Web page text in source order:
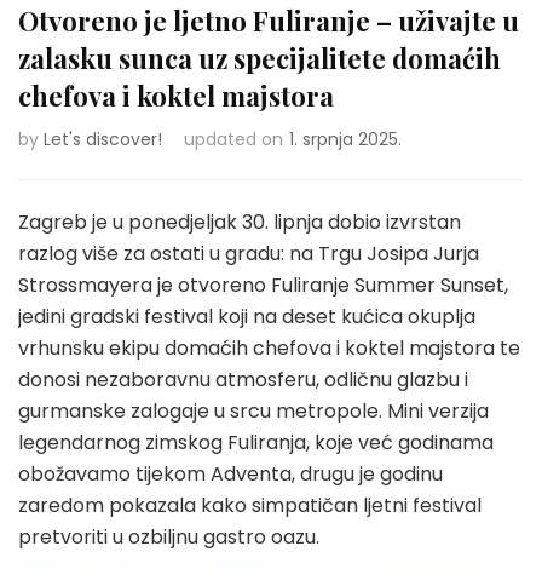
Otvoreno je ljetno Fuliranje – uživajte u
zalasku sunca uz specijalitete domaćih
chefova i koktel majstora
by Let's discover! updated on 1. srpnja 2025.
Zagreb je u ponedjeljak 30. lipnja dobio izvrstan
razlog više za ostati u gradu: na Trgu Josipa Jurja
Strossmayera je otvoreno Fuliranje Summer Sunset,
jedini gradski festival koji na deset kućica okuplja
vrhunsku ekipu domaćih chefova i koktel majstora te
donosi nezaboravnu atmosferu, odličnu glazbu i
gurmanske zalogaje u srcu metropole. Mini verzija
legendarnog zimskog Fuliranja, koje već godinama
obožavamo tijekom Adventa, drugu je godinu
zaredom pokazala kako simpatičan ljetni festival
pretvoriti u ozbiljnu gastro oazu.